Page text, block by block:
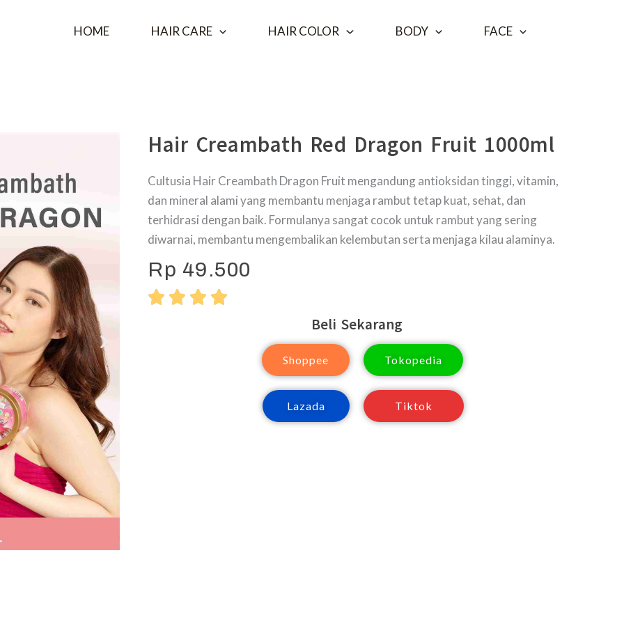
HOME HAIR CARE HAIR COLOR BODY FACE
Hair Creambath Red Dragon Fruit 1000ml
Cultusia Hair Creambath Dragon Fruit mengandung antioksidan tinggi, vitamin,
dan mineral alami yang membantu menjaga rambut tetap kuat, sehat, dan
terhidrasi dengan baik. Formulanya sangat cocok untuk rambut yang sering
diwarnai, membantu mengembalikan kelembutan serta menjaga kilau alaminya.
Rp 49.500
Beli Sekarang
Shoppee Tokopedia
Lazada Tiktok